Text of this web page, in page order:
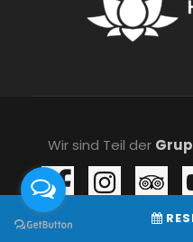
Wir sind Teil der
Alle Rechte